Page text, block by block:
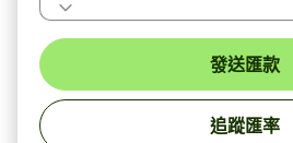
發送匯款
追蹤匯率